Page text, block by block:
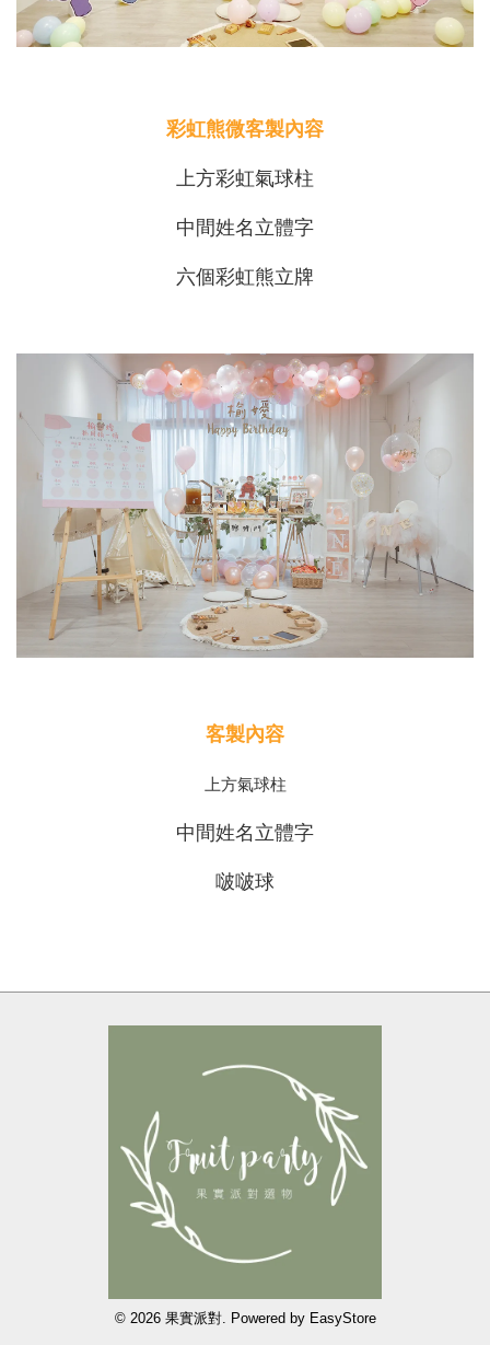
彩虹熊微客製內容
上方彩虹氣球柱
中間姓名立體字
六個彩虹熊立牌
客製內容
上方氣球柱
中間姓名立體字
啵啵球
© 2026 果實派對. Powered by EasyStore